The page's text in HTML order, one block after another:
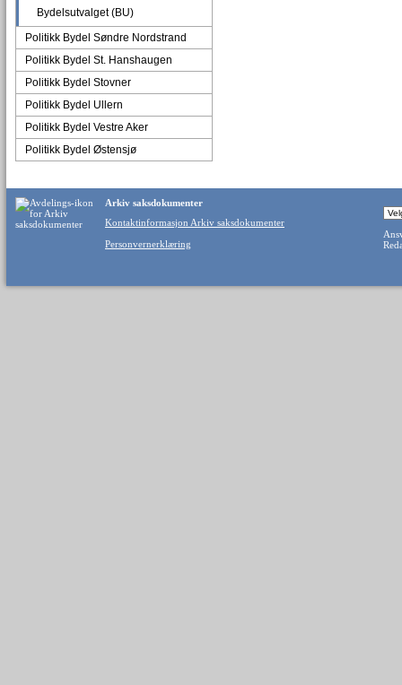
Bydelsutvalget (BU)
Politikk Bydel Søndre Nordstrand
Politikk Bydel St. Hanshaugen
Politikk Bydel Stovner
Politikk Bydel Ullern
Politikk Bydel Vestre Aker
Politikk Bydel Østensjø
Arkiv saksdokumenter
Kontaktinformasjon Arkiv saksdokumenter
Personvernerklæring